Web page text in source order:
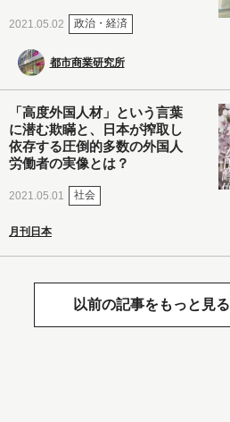
2021.05.02 政治・経済
都市商業研究所
「高度外国人材」という言葉
に潜む欺瞞と、日本が搾取し
依存する圧倒的多数の外国人
労働者の実像とは？
2021.05.01 社会
月刊日本
以前の記事をもっと見る